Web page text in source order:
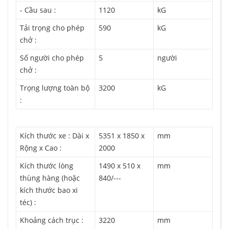
- Cầu sau : 1120
kG
Tải trọng cho phép
chở :
590 kG
Số người cho phép
chở :
5 người
Trọng lượng toàn bộ
:
3200 kG
Kích thước xe : Dài x
Rộng x Cao :
5351 x 1850 x
2000
mm
Kích thước lòng
thùng hàng (hoặc
kích thước bao xi
téc) :
1490 x 510 x
840/---
mm
Khoảng cách trục : 3220
mm